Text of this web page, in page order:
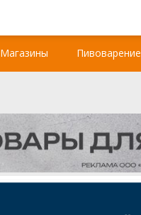
Магазины Пивоварение